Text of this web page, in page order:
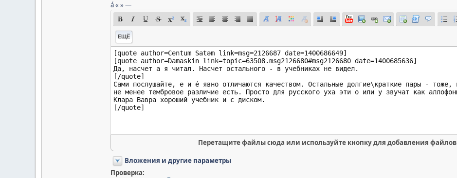
á« »—
ЕЩЁ
Перетащите файлы сюда или используйте кнопку для добавления файлов
Вложения и другие параметры
Проверка: